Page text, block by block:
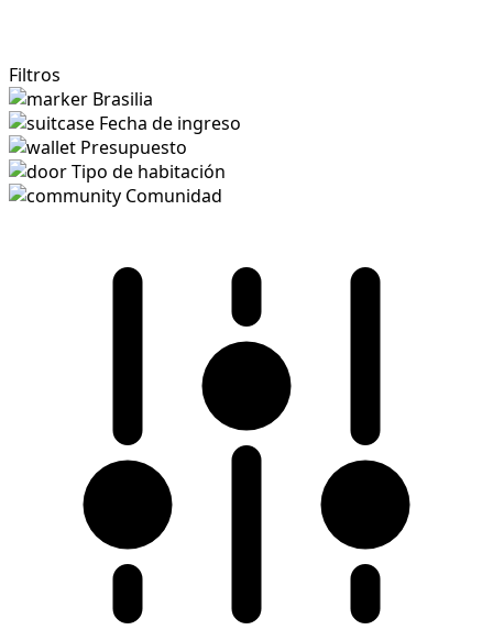
Filtros
Brasilia
Fecha de ingreso
Presupuesto
Tipo de habitación
Comunidad